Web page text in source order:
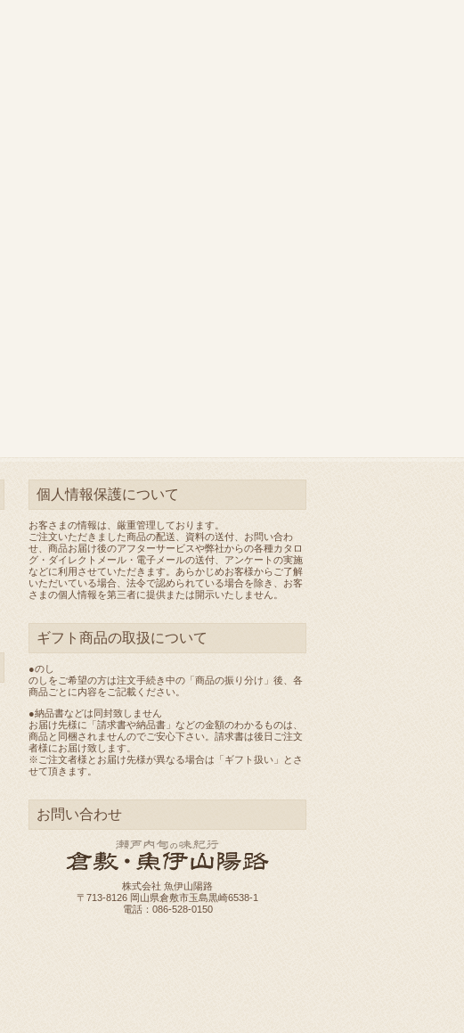
個人情報保護について
お客さまの情報は、厳重管理しております。
ご注文いただきました商品の配送、資料の送付、お問い合わ
せ、商品お届け後のアフターサービスや弊社からの各種カタロ
グ・ダイレクトメール・電子メールの送付、アンケートの実施
などに利用させていただきます。あらかじめお客様からご了解
いただいている場合、法令で認められている場合を除き、お客
さまの個人情報を第三者に提供または開示いたしません。
ギフト商品の取扱について
●のし
のしをご希望の方は注文手続き中の「商品の振り分け」後、各
商品ごとに内容をご記載ください。
●納品書などは同封致しません
お届け先様に「請求書や納品書」などの金額のわかるものは、
商品と同梱されませんのでご安心下さい。請求書は後日ご注文
者様にお届け致します。
※ご注文者様とお届け先様が異なる場合は「ギフト扱い」とさ
せて頂きます。
お問い合わせ
株式会社 魚伊山陽路
〒713-8126 岡山県倉敷市玉島黒崎6538-1
電話：086-528-0150